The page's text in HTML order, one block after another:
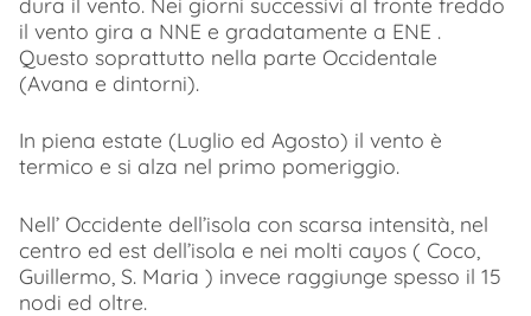
il vento gira a NNE e gradatamente a ENE .
Questo soprattutto nella parte Occidentale
(Avana e dintorni).
In piena estate (Luglio ed Agosto) il vento è
termico e si alza nel primo pomeriggio.
Nell’ Occidente dell’isola con scarsa intensità, nel
centro ed est dell’isola e nei molti cayos ( Coco,
Guillermo, S. Maria ) invece raggiunge spesso il 15
nodi ed oltre.